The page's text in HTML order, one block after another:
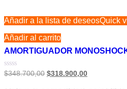
Añadir a la lista de deseosQuick
Añadir al carrito
AMORTIGUADOR
Valorado
$348.700,00 $318.900,00